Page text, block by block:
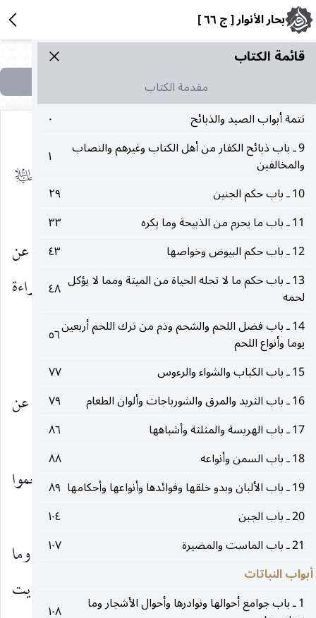
بحار الأنوار [ ج ٦٦ ]
قائمة الکتاب
مقدمة الكتاب
تتمة أبواب الصيد والذبائح
٠
9 ـ باب ذبائح الكفار من أهل الكتاب وغيرهم والنصاب
والمخالفين
١
10 ـ باب حكم الجنين
٢٩
11 ـ باب ما يحرم من الذبيحة وما يكره
٣٣
12 ـ باب حكم البيوض وخواصها
٤٣
13 ـ باب حكم ما لا تحله الحياة من الميتة ومما لا يؤكل
لحمه
٤٨
14 ـ باب فضل اللحم والشحم وذم من ترك اللحم أربعين
يوما وأنواع اللحم
٥٦
15 ـ باب الكباب والشواء والرءوس
٧٧
16 ـ باب الثريد والمرق والشورباجات وألوان الطعام
٧٩
17 ـ باب الهريسة والمثلثة وأشباهها
٨٦
18 ـ باب السمن وأنواعه
٨٨
19 ـ باب الألبان وبدو خلقها وفوائدها وأنواعها وأحكامها
٨٩
20 ـ باب الجبن
١٠٤
21 ـ باب الماست والمضيرة
١٠٧
أبواب النباتات
1 ـ باب جوامع أحوالها ونوادرها وأحوال الأشجار وما
١٠٨
٥ ـ تفسير علي بن إبراهيم ، عن ياسر عن الرضا عليه‌السلام
مثله .
٦ ـ العيون ، بالأسانيد الثلاثة عن الرضا عن آبائه عن
عليعليه‌السلامقال : ثلاثة يزدن في الحفظ ويذهبن بالبلغم قراءة
القرآن والعسل واللبان(٢) .
صحيفة الرضا ، بالإسناد عنه
٧ ـ الطب ، طب الأئمة
عليهم‌السلامعن محمد السراج عن
فضالة عن السكوني عن أبي عبد الله
.
٨ ـ المكارم ، من الفردوس قال النبي
صلى‌الله‌عليه‌وآله أطعموا
نساءكم الحوامل اللبان فإنه يزيد في عقل الصبي.
وقالعليه‌السلامما من بخور يصعد إلى السماء إلا اللبان وما
من أهل بيت يتبخر فيه باللبان إلا نفي عنهم عفاريت